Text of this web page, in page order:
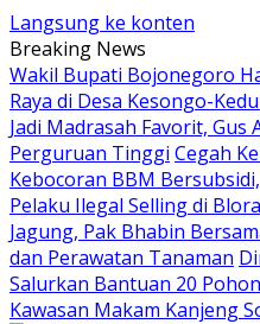
Langsung ke konten
Breaking News
Wakil Bupati Bojonegoro
Raya di Desa Kesongo-
Jadi Madrasah Favorit, Gus
Perguruan Tinggi Cegah
Kebocoran BBM
Pelaku Ilegal Selling di Blora
Jagung, Pak Bhabin
dan Perawatan Tanaman
Salurkan Bantuan 20
Kawasan Makam Kanjeng